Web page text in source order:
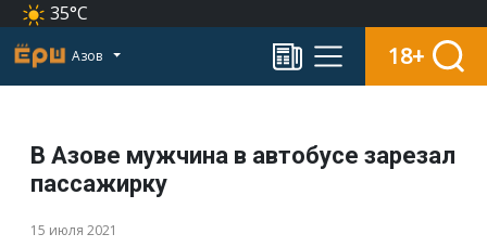
35°C
Азов 18+
В Азове мужчина в автобусе зарезал
пассажирку
15 июля 2021